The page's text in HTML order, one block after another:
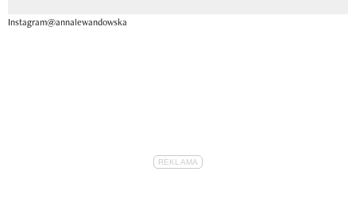
Instagram@annalewandowska